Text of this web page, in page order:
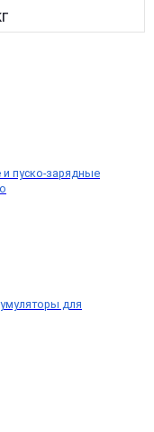
пуско-зарядные
для